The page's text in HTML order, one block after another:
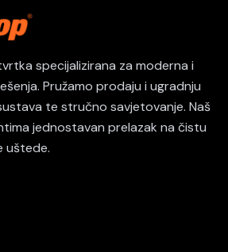
specijalizirana za moderna i
Pružamo prodaju i ugradnju
te stručno savjetovanje. Naš
jednostavan prelazak na čistu
uštede.